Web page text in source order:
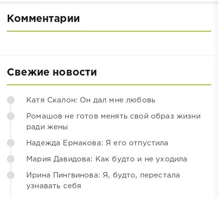
Комментарии
Свежие новости
Катя Скалон: Он дал мне любовь
Ромашов не готов менять свой образ жизни
ради жены
Надежда Ермакова: Я его отпустила
Мария Давидова: Как будто и не уходила
Ирина Пингвинова: Я, будто, перестала
узнавать себя